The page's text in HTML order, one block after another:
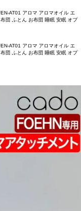
AT01 アロマ アロマオイル エ
団 ふとん お布団 睡眠 安眠 オプ
AT01 アロマ アロマオイル エ
団 ふとん お布団 睡眠 安眠 オプ